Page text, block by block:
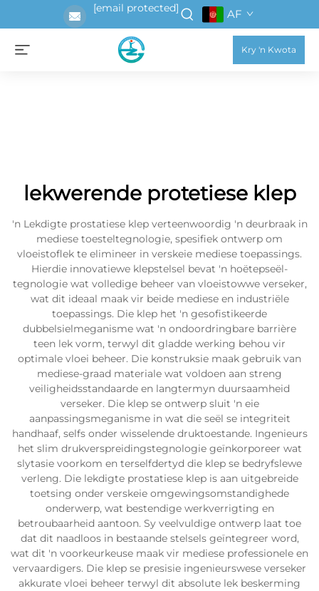
[email protected] AF
Kry 'n Kwota
lekwerende protetiese klep
'n Lekdigte prostatiese klep verteenwoordig 'n deurbraak in
mediese toesteltegnologie, spesifiek ontwerp om
vloeistoflek te elimineer in verskeie mediese toepassings.
Hierdie innovatiewe klepstelsel bevat 'n hoëtepseël-
tegnologie wat volledige beheer van vloeistowwe verseker,
wat dit ideaal maak vir beide mediese en industriële
toepassings. Die klep het 'n gesofistikeerde
dubbelsielmeganisme wat 'n ondoordringbare barrière
teen lek vorm, terwyl dit gladde werking behou vir
optimale vloei beheer. Die konstruksie maak gebruik van
mediese-graad materiale wat voldoen aan streng
veiligheidsstandaarde en langtermyn duursaamheid
verseker. Die klep se ontwerp sluit 'n eie
aanpassingsmeganisme in wat die seël se integriteit
handhaaf, selfs onder wisselende druktoestande. Ingenieurs
het slim drukverspreidingstegnologie geïnkorporeer wat
slytasie voorkom en terselfdertyd die klep se bedryfslewe
verleng. Die lekdigte prostatiese klep is aan uitgebreide
toetsing onder verskeie omgewingsomstandighede
onderwerp, wat bestendige werkverrigting en
betroubaarheid aantoon. Sy veelvuldige ontwerp laat toe
dat dit naadloos in bestaande stelsels geïntegreer word,
wat dit 'n voorkeurkeuse maak vir mediese professionele en
vervaardigers. Die klep se presisie ingenieurswese verseker
akkurate vloei beheer terwyl dit absolute lek beskerming